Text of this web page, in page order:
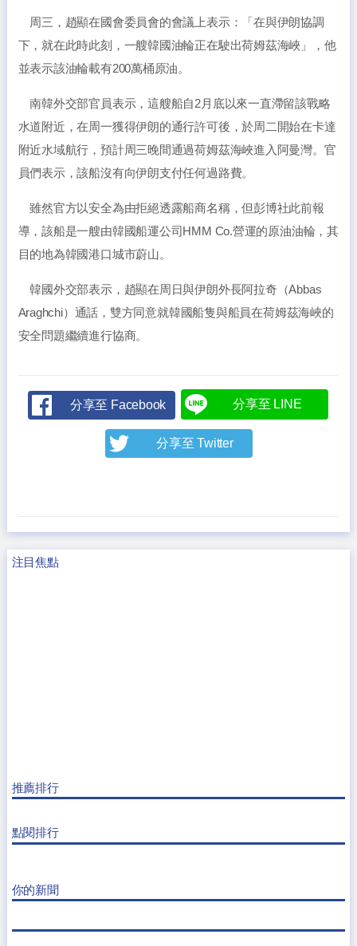
周三，趙顯在國會委員會的會議上表示：「在與伊朗協調
下，就在此時此刻，一艘韓國油輪正在駛出荷姆茲海峽」，他
並表示該油輪載有200萬桶原油。
南韓外交部官員表示，這艘船自2月底以來一直滯留該戰略
水道附近，在周一獲得伊朗的通行許可後，於周二開始在卡達
附近水域航行，預計周三晚間通過荷姆茲海峽進入阿曼灣。官
員們表示，該船沒有向伊朗支付任何過路費。
雖然官方以安全為由拒絕透露船商名稱，但彭博社此前報
導，該船是一艘由韓國船運公司HMM Co.營運的原油油輪，其
目的地為韓國港口城市蔚山。
韓國外交部表示，趙顯在周日與伊朗外長阿拉奇（Abbas
Araghchi）通話，雙方同意就韓國船隻與船員在荷姆茲海峽的
安全問題繼續進行協商。
分享至 Facebook 分享至 LINE
分享至 Twitter
注目焦點
推薦排行
點閱排行
你的新聞